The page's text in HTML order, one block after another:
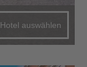
Hotel auswählen